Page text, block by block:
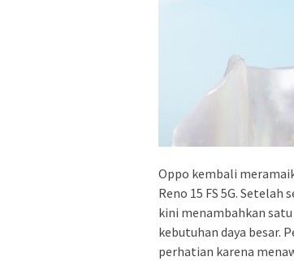
Oppo kembali
Reno 15 FS 5G.
kini menambahkan
kebutuhan daya besar.
perhatian karena